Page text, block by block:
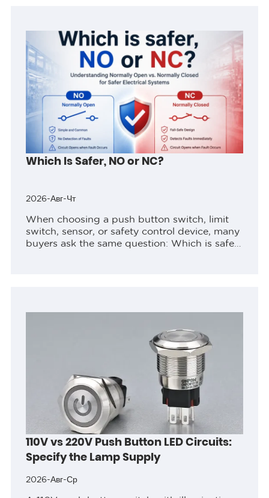
Which Is Safer, NO or NC?
2026-Авг-Чт
When choosing a push button switch, limit
switch, sensor, or safety control device, many
buyers ask the same question: Which is safer,
110V vs 220V Push Button LED Circuits:
Specify the Lamp Supply
2026-Авг-Ср